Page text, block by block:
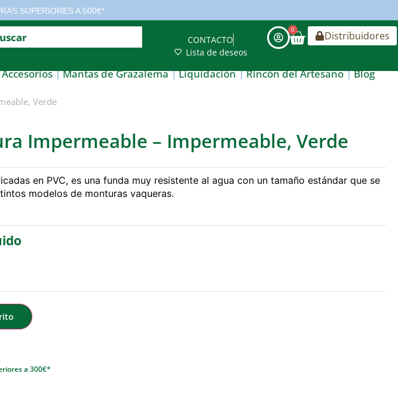
SUPERIORES A 500€*
CONTACTO
Lista de deseos
0 Distribuidores
Accesorios Mantas de Grazalema Liquidación Rincón del Artesano Blog
Verde
Impermeable – Impermeable, Verde
en PVC, es una funda muy resistente al agua con un tamaño estándar que se
modelos de monturas vaqueras.
a 300€*